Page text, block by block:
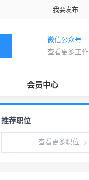
我要发布
微信公众号
查看更多工作
会员中心
推荐职位
查看更多职位